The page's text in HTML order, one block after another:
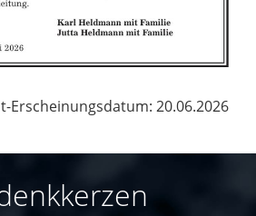
Erscheinungsdatum: 20.06.2026